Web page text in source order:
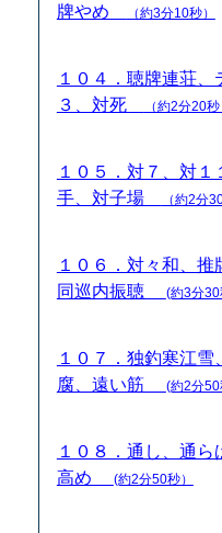
牌やめ
（約3分10秒）
１０４．聴牌連荘
３、対死
（約2分20秒
１０５．対７、対
手、対子場
（約2分
１０６．対々和、推
同巡内振聴
(約3分30
１０７．独釣寒江
腐、遠い筋
(約2分50
１０８．通し、通
高め
(約2分50秒）